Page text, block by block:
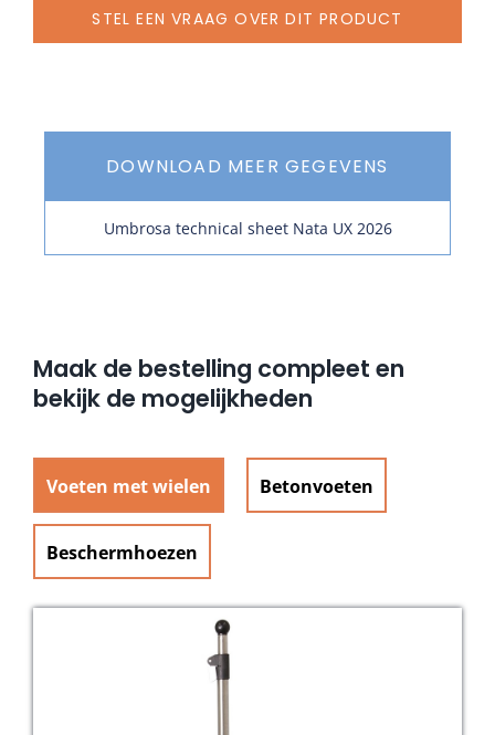
STEL EEN VRAAG OVER DIT PRODUCT
DOWNLOAD MEER GEGEVENS
Umbrosa technical sheet Nata UX 2026
Maak de bestelling compleet en
bekijk de mogelijkheden
Voeten met wielen Betonvoeten
Beschermhoezen